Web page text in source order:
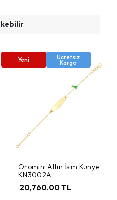
Yeni Ücretsiz
Kargo
Oromini Altın İsim Künye
KN3002A
20,760.00 TL